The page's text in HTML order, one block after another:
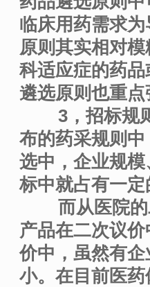
临床用药需求
原则其实相对
科适应症的药
遴选原则也重
3，招标规则
布的药采规则
选中，企业规
标中就占有一
而从医院的
产品在二次议
价中，虽然有
小。在目前医